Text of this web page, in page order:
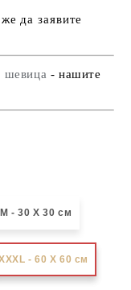
да заявите
шевица - нашите
М - 30 Х 30 см
- 60 X 60 см